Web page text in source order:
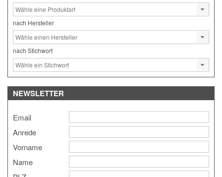
nach Hersteller
nach Stichwort
NEWSLETTER
Email
Anrede
Vorname
Name